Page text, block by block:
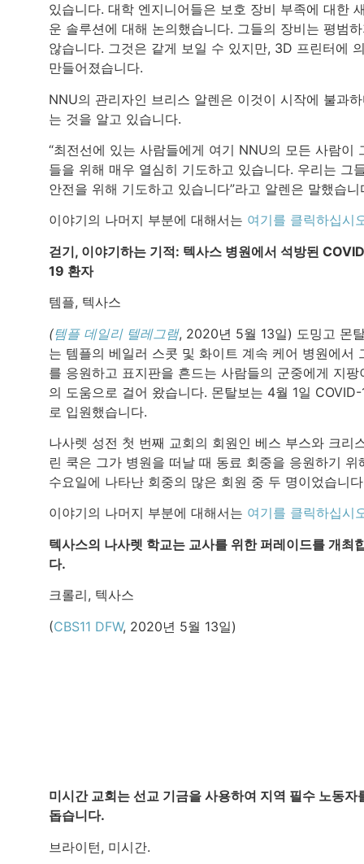
있습니다. 대학 엔지니어들은 보호 장비 부족에 대한
운 솔루션에 대해 논의했습니다. 그들의 장비는 평범
않습니다. 그것은 같게 보일 수 있지만, 3D 프린터에
만들어졌습니다.
NNU의 관리자인 브리스 알렌은 이것이 시작에 불과
는 것을 알고 있습니다.
“최전선에 있는 사람들에게 여기 NNU의 모든 사람이
들을 위해 매우 열심히 기도하고 있습니다. 우리는 그
안전을 위해 기도하고 있습니다”라고 알렌은 말했습니
이야기의 나머지 부분에 대해서는 여기를 클릭하십시
걷기, 이야기하는 기적: 텍사스 병원에서 석방된
19 환자
템플, 텍사스
(템플 데일리 텔레그램, 2020년 5월 13일) 도밍고 몬
는 템플의 베일러 스콧 및 화이트 계속 케어 병원에서
를 응원하고 표지판을 흔드는 사람들의 군중에게 지팡
의 도움으로 걸어 왔습니다. 몬탈보는 4월 1일 COVID-
로 입원했습니다.
나사렛 성전 첫 번째 교회의 회원인 베스 부스와 크리
린 쿡은 그가 병원을 떠날 때 동료 회중을 응원하기 위
수요일에 나타난 회중의 많은 회원 중 두 명이었습니
이야기의 나머지 부분에 대해서는 여기를 클릭하십시
텍사스의 나사렛 학교는 교사를 위한 퍼레이드를 개최
다.
크롤리, 텍사스
(CBS11 DFW, 2020년 5월 13일)
미시간 교회는 선교 기금을 사용하여 지역 필수 노동자
돕습니다.
브라이턴, 미시간.